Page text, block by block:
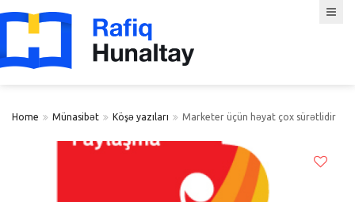
Home Münasibət Köşə yazıları Marketer üçün həyat çox sürətlidir